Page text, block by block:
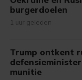
burgerdoelen
1 uur geleden
Trump ontkent
munitie